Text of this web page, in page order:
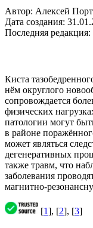
Автор: Алексей
Дата создания:
Последняя
Киста
нём округлого
сопровождается
физических
патологии могут
в районе
может являться
дегенеративных
также травм, что
заболевания
магнитно-
[1], [2], [3]